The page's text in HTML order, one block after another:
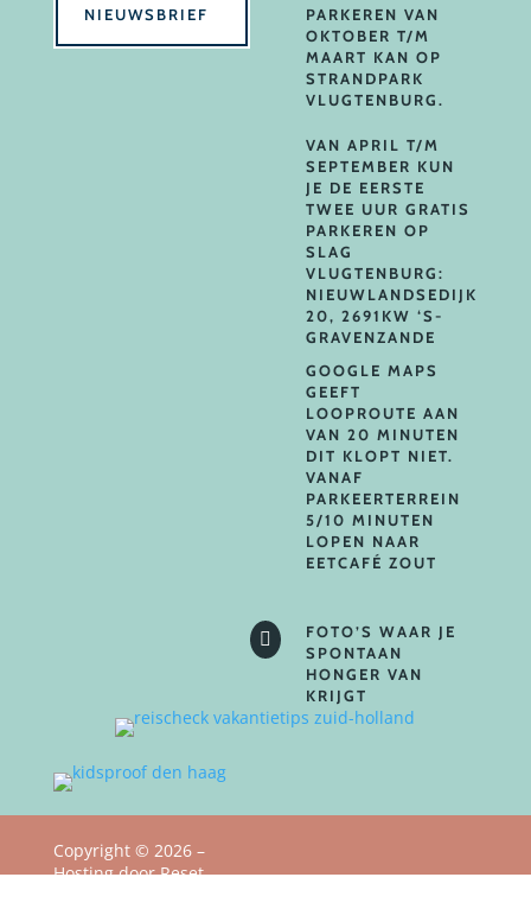
NIEUWSBRIEF
PARKEREN VAN
OKTOBER T/M
MAART KAN OP
STRANDPARK
VLUGTENBURG.
VAN APRIL T/M
SEPTEMBER KUN
JE DE EERSTE
TWEE UUR GRATIS
PARKEREN OP
SLAG
VLUGTENBURG:
NIEUWLANDSEDIJK
20, 2691KW ‘S-
GRAVENZANDE
GOOGLE MAPS
GEEFT
LOOPROUTE AAN
VAN 20 MINUTEN
DIT KLOPT NIET.
VANAF
PARKEERTERREIN
5/10 MINUTEN
LOPEN NAAR
EETCAFÉ ZOUT

FOTO’S WAAR JE
SPONTAAN
HONGER VAN
KRIJGT
Copyright © 2026 –
Hosting door Reset